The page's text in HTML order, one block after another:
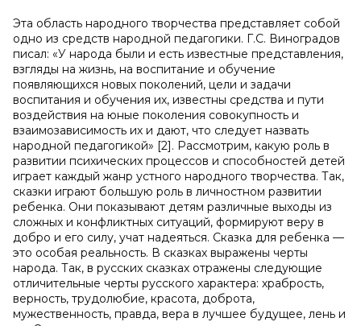
Эта область народного творчества представляет собой
одно из средств народной педагогики. Г.С. Виноградов
писал: «У народа были и есть известные представления,
взгляды на жизнь, на воспитание и обучение
появляющихся новых поколений, цели и задачи
воспитания и обучения их, известны средства и пути
воздействия на юные поколения совокупность и
взаимозависимость их и дают, что следует назвать
народной педагогикой» [2]. Рассмотрим, какую роль в
развитии психических процессов и способностей детей
играет каждый жанр устного народного творчества. Так,
сказки играют большую роль в личностном развитии
ребенка. Oни показывают детям различные выходы из
сложных и конфликтных ситуаций, формируют веру в
добро и его силу, учат надеяться. Сказка для ребенка —
это особая реальность. В сказках выражены черты
народа. Так, в русских сказках отражены следующие
отличительные черты русского характера: храбрость,
верность, трудолюбие, красота, доброта,
мужественность, правда, вера в лучшее будущее, лень и